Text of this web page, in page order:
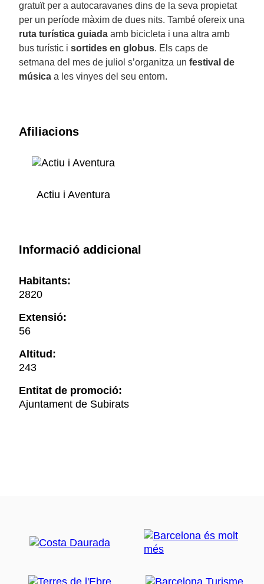
gratuït per a autocaravanes dins de la seva propietat
per un període màxim de dues nits. També ofereix una
ruta turística guiada amb bicicleta i una altra amb
bus turístic i sortides en globus. Els caps de
setmana del mes de juliol s’organitza un festival de
música a les vinyes del seu entorn.
Afiliacions
Actiu i Aventura
Informació addicional
Habitants:
2820
Extensió:
56
Altitud:
243
Entitat de promoció:
Ajuntament de Subirats